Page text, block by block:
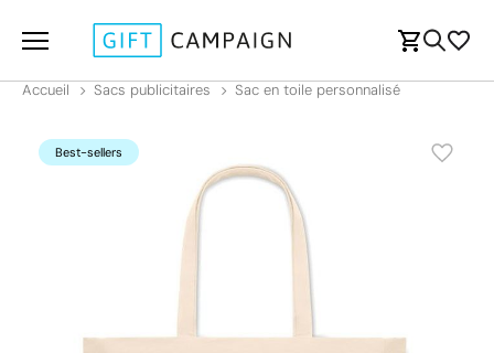
Accueil Sacs publicitaires Sac en toile personnalisé
Best-sellers